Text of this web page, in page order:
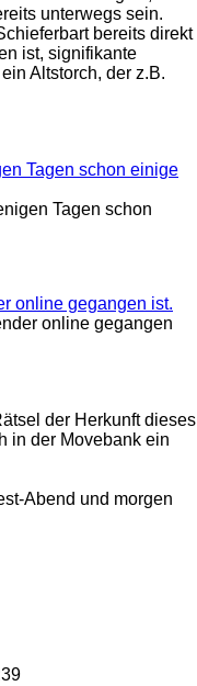
unterwegs sein.
bereits direkt
ist, signifikante
Altstorch, der z.B.
Tagen schon
online gegangen
der Herkunft dieses
in der Movebank ein
Abend und morgen